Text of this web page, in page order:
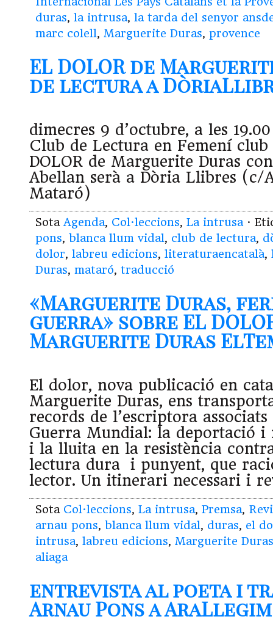
duras, la intrusa, la tarda del senyor
marc colell, Marguerite Duras, provence
EL DOLOR de
de lectura a
dimecres 9 d’octubre, a les
Club de Lectura en Femení
DOLOR de Marguerite Duras
Abellan serà a Dòria Llibres (c/
Mataró)
Sota Agenda, Col·leccions, La intrusa ·
pons, blanca llum vidal, club de lectura,
dolor, labreu edicions, literaturaencatalà,
Duras, mataró, traducció
«Marguerite Duras,
guerra» sobre EL
Marguerite Duras
El dolor, nova publicació en
Marguerite Duras, ens
records de l’escriptora associats
Guerra Mundial: la deportació i
i la lluita en la resistència
lectura dura i punyent, que
lector. Un itinerari necessari i
Sota Col·leccions, La intrusa, Premsa,
arnau pons, blanca llum vidal, duras, el
intrusa, labreu edicions, Marguerite Duras
aliaga
entrevista al poeta i
Arnau Pons a AraLlegim